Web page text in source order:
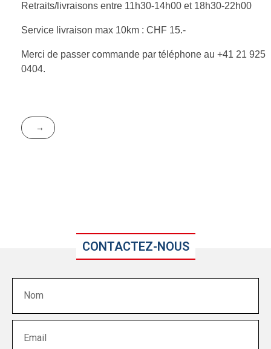
Retraits/livraisons entre 11h30-14h00 et 18h30-22h00
Service livraison max 10km : CHF 15.-
Merci de passer commande par téléphone au +41 21 925
0404.
CONTACTEZ-NOUS